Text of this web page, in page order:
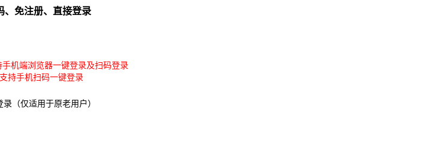
、免注册、直接登录
手机端浏览器一键登录及扫码登录
持手机扫码一键登录
录（仅适用于原老用户）